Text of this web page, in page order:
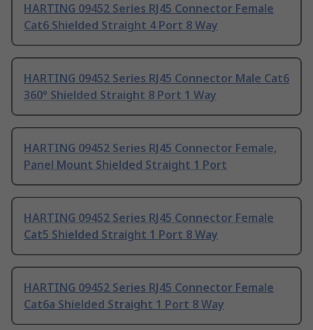
HARTING 09452 Series RJ45 Connector Female
Cat6 Shielded Straight 4 Port 8 Way
HARTING 09452 Series RJ45 Connector Male Cat6
360° Shielded Straight 8 Port 1 Way
HARTING 09452 Series RJ45 Connector Female,
Panel Mount Shielded Straight 1 Port
HARTING 09452 Series RJ45 Connector Female
Cat5 Shielded Straight 1 Port 8 Way
HARTING 09452 Series RJ45 Connector Female
Cat6a Shielded Straight 1 Port 8 Way